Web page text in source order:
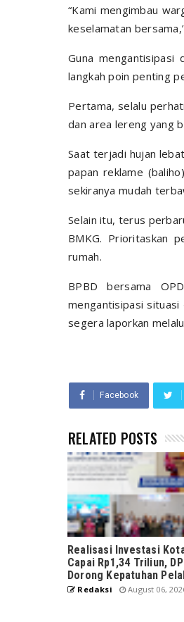
“Kami mengimbau
keselamatan
Guna mengantisipasi
langkah poin penting
Pertama, selalu
dan area lereng yang
Saat terjadi hujan
papan reklame
sekiranya mudah
Selain itu, terus
BMKG. Prioritaskan
rumah.
BPBD bersama
mengantisipasi
segera laporkan
Facebook
RELATED POSTS
Realisasi Investasi
Capai Rp1,34 Triliun,
Dorong Kepatuhan
Redaksi August 06,